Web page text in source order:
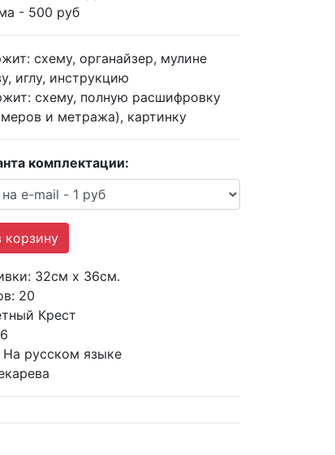
- 500 руб
схему, органайзер, мулине
иглу, инструкцию
схему, полную расшифровку
и метража), картинку
комплектации:
32см х 36см.
20
Крест
На русском языке